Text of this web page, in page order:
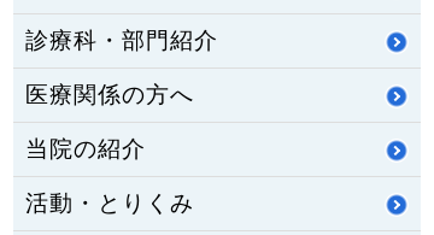
診療科・部門紹介
医療関係の方へ
当院の紹介
活動・とりくみ